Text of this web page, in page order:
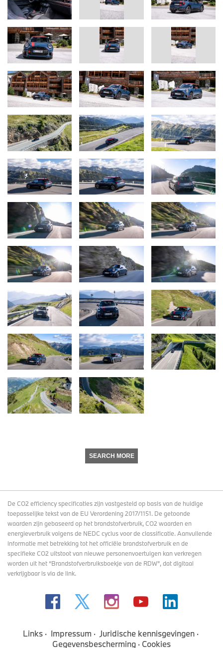
SEARCH MORE
De CO2 efficiency specificaties zijn vastgesteld op basis van de huidige
toepasselijke tekst van de EU Verordening 2017/1151. De getoonde
waarden zijn gebaseerd op het brandstofverbruik, CO2 waarden en
energieverbruik volgens de NEDC cyclus voor de classificatie. Aanvullende
informatie met betrekking tot het officiële brandstofverbruik en de
specifieke CO2 uitstoot van nieuwe personenvoertuigen kan verkregen
worden uit het “Brandstofverbruiksboekje van de RDW”, dat digitaal
verkrijgbaaris via de link.
Links Impressum
Juridische kennisgevingen
Gegevensbescherming
Cookies